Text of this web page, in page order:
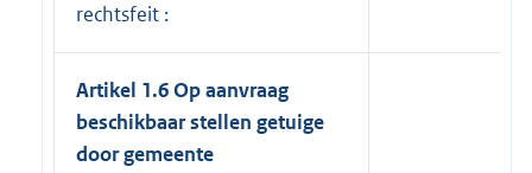
rechtsfeit :
Artikel 1.6Op aanvraag
beschikbaar stellen getuige
door gemeente